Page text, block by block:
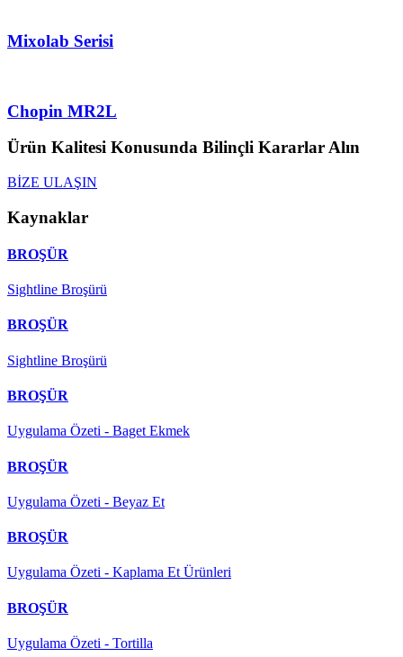
Mixolab Serisi
Chopin MR2L
Ürün Kalitesi Konusunda Bilinçli Kararlar Alın
BİZE ULAŞIN
Kaynaklar
BROŞÜR
Sightline Broşürü
BROŞÜR
Sightline Broşürü
BROŞÜR
Uygulama Özeti - Baget Ekmek
BROŞÜR
Uygulama Özeti - Beyaz Et
BROŞÜR
Uygulama Özeti - Kaplama Et Ürünleri
BROŞÜR
Uygulama Özeti - Tortilla